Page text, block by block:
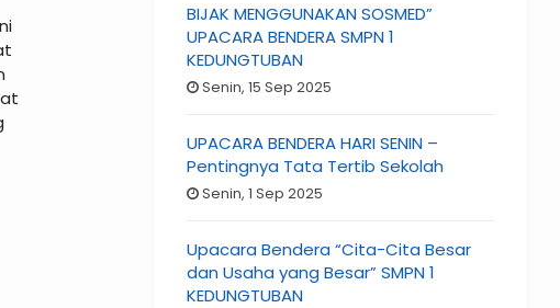
BIJAK MENGGUNAKAN SOSMED”
UPACARA BENDERA SMPN 1
KEDUNGTUBAN
Senin, 15 Sep 2025
UPACARA BENDERA HARI SENIN –
Pentingnya Tata Tertib Sekolah
Senin, 1 Sep 2025
Upacara Bendera “Cita-Cita Besar
dan Usaha yang Besar” SMPN 1
KEDUNGTUBAN